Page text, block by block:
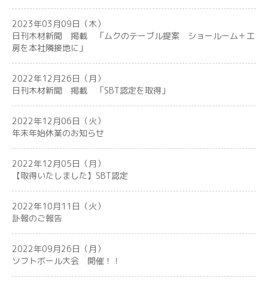
2023年03月09日（木）
日刊木材新聞 掲載 「ムクのテーブル提案 ショールーム＋工
房を本社隣接地に」
2022年12月26日（月）
日刊木材新聞 掲載 「SBT認定を取得」
2022年12月06日（火）
年末年始休業のお知らせ
2022年12月05日（月）
【取得いたしました】SBT認定
2022年10月11日（火）
訃報のご報告
2022年09月26日（月）
ソフトボール大会 開催！！